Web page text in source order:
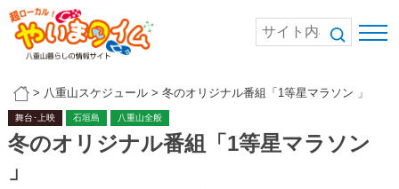
> 八重山スケジュール> 冬のオリジナル番組「1等星マラソン 」
舞台･上映 石垣島 八重山全般
冬のオリジナル番組「1等星マラソン
」